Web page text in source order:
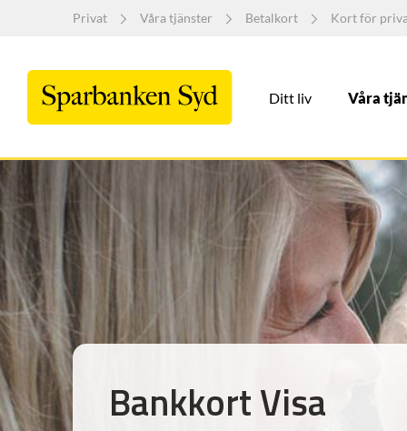
Privat Våra tjänster Betalkort Kort för
Ditt liv Våra
Bankkort Visa